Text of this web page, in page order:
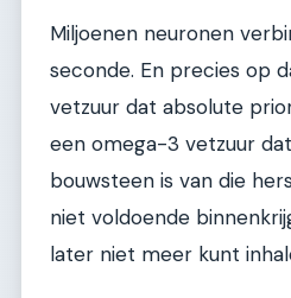
Miljoenen neuronen
seconde. En precies op
vetzuur dat absolute
een omega-3 vetzuur
bouwsteen is van die
niet voldoende
later niet meer kunt